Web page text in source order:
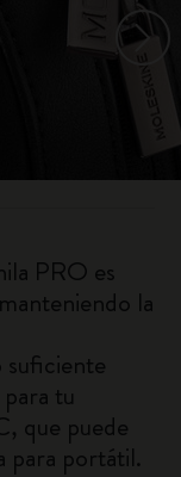
PRO es
la
tu
que puede
para portátil.